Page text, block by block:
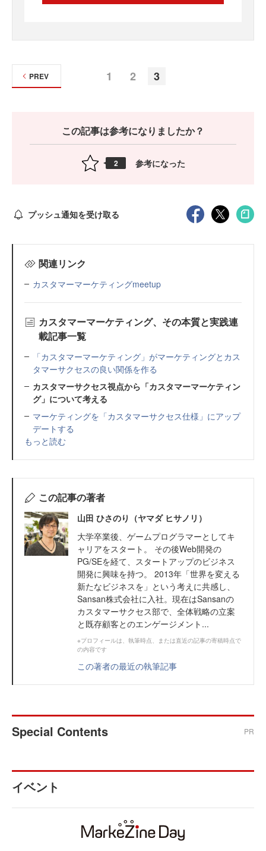
1 2 3
PREV
この記事は参考になりましたか？
2 参考になった
プッシュ通知を受け取る
関連リンク
カスタマーマーケティングmeetup
カスタマーマーケティング、その本質と実践連
載記事一覧
「カスタマーマーケティング」がマーケティングとカス
タマーサクセスの良い関係を作る
カスタマーサクセス視点から「カスタマーマーケティン
グ」について考える
マーケティングを「カスタマーサクセス仕様」にアップ
デートする
もっと読む
この記事の著者
山田 ひさのり（ヤマダ ヒサノリ）
大学卒業後、ゲームプログラマーとしてキ
ャリアをスタート。 その後Web開発の
PG/SEを経て、スタートアップのビジネス
開発に興味を持つ。 2013年「世界を変える
新たなビジネスを」という考えに共感し、
Sansan株式会社に入社。現在はSansanの
カスタマーサクセス部で、全体戦略の立案
と既存顧客とのエンゲージメント...
※プロフィールは、執筆時点、または直近の記事の寄稿時点で
の内容です
この著者の最近の執筆記事
Special Contents PR
イベント